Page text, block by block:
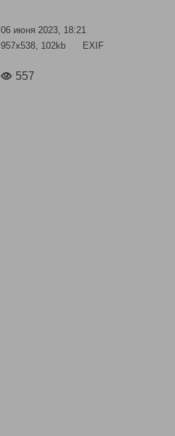
06 июня 2023, 18:21
957x538, 102kb
EXIF
557